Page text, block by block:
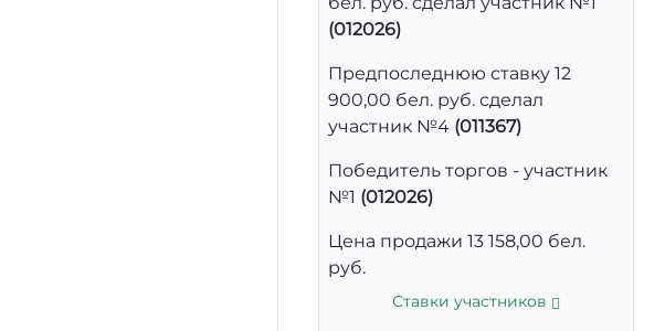
(012026)
Предпоследнюю ставку 12
900,00 бел. руб. сделал
участник №4 (011367)
Победитель торгов - участник
№1 (012026)
Цена продажи 13 158,00 бел.
руб.
Ставки участников